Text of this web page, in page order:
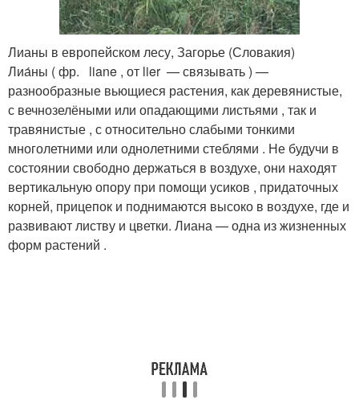
Лианы в европейском лесу, Загорье (Словакия)
Лиа́ны ( фр. liane , от lier — связывать ) —
разнообразные вьющиеся растения, как деревянистые,
с вечнозелёными или опадающими листьями , так и
травянистые , с относительно слабыми тонкими
многолетними или однолетними стеблями . Не будучи в
состоянии свободно держаться в воздухе, они находят
вертикальную опору при помощи усиков , придаточных
корней, прицепок и поднимаются высоко в воздухе, где и
развивают листву и цветки. Лиана — одна из жизненных
форм растений .